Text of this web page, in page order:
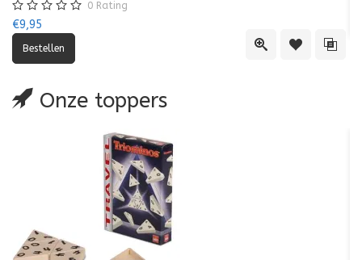
Quick ViewToevoegen
0 Rating
€9,95
Onze toppers